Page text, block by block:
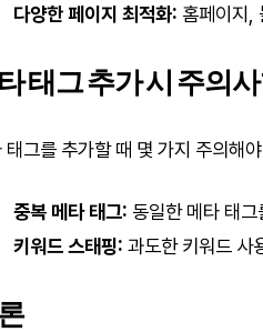
다양한 페이지 최적화: 홈페이지,
태그 추가 시 주의
태그를 추가할 때 몇 가지 주의해
중복 메타 태그: 동일한 메타 태
키워드 스태핑: 과도한 키워드 사